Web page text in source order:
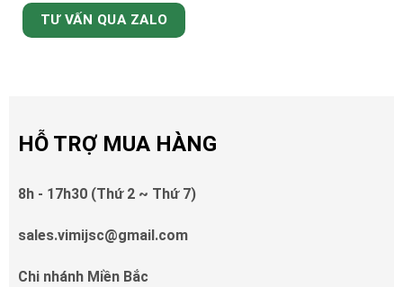
TƯ VẤN QUA ZALO
HỖ TRỢ MUA HÀNG
8h - 17h30 (Thứ 2 ~ Thứ 7)
sales.vimijsc@gmail.com
Chi nhánh Miền Bắc